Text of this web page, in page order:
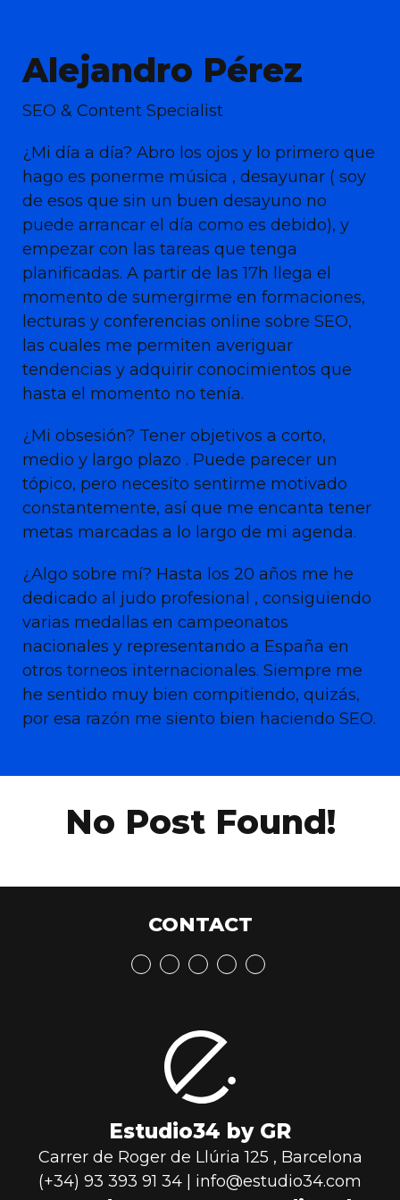
Alejandro Pérez
SEO & Content Specialist
¿Mi día a día? Abro los ojos y lo primero que
hago es ponerme música , desayunar ( soy
de esos que sin un buen desayuno no
puede arrancar el día como es debido), y
empezar con las tareas que tenga
planificadas. A partir de las 17h llega el
momento de sumergirme en formaciones,
lecturas y conferencias online sobre SEO,
las cuales me permiten averiguar
tendencias y adquirir conocimientos que
hasta el momento no tenía.
¿Mi obsesión? Tener objetivos a corto,
medio y largo plazo . Puede parecer un
tópico, pero necesito sentirme motivado
constantemente, así que me encanta tener
metas marcadas a lo largo de mi agenda.
¿Algo sobre mí? Hasta los 20 años me he
dedicado al judo profesional , consiguiendo
varias medallas en campeonatos
nacionales y representando a España en
otros torneos internacionales. Siempre me
he sentido muy bien compitiendo, quizás,
por esa razón me siento bien haciendo SEO.
No Post Found!
CONTACT
Estudio34 by GR
Carrer de Roger de Llúria 125 , Barcelona
(+34) 93 393 91 34
info@estudio34.com